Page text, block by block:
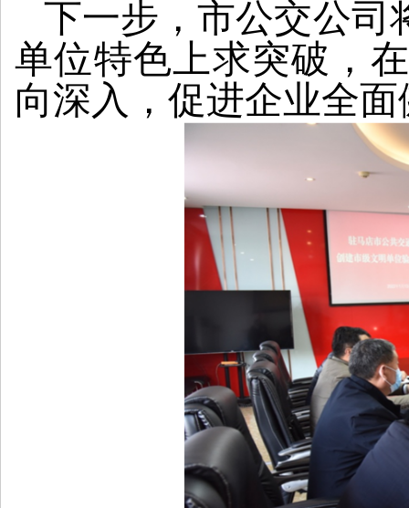
下一步，市公交公司
单位特色上求突破，
向深入，促进企业全